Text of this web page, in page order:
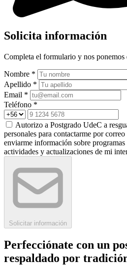
Solicita información
Completa el formulario y nos ponemos
Nombre *
Apellido *
Email *
Teléfono *
Autorizo a Postgrado UdeC a
personales para contactarme por
enviarme información sobre programas
actividades y actualizaciones de mi
Solicitar información
Perfecciónate con un
respaldado por